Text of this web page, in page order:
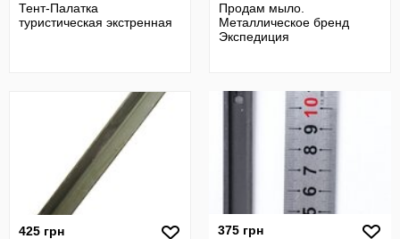
Тент-Палатка
туристическая экстренная
Продам мыло.
Металлическое бренд
Экспедиция
425 грн
375 грн